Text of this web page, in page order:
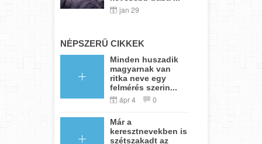
jan 29
NÉPSZERŰ CIKKEK
Minden huszadik
magyarnak van
ritka neve egy
felmérés szerin...
ápr 4 0
Már a
keresztnevekben is
szétszakadt az